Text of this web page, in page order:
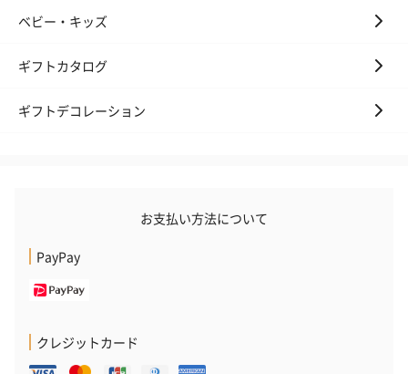
キャンドル・お香
ベビー・キッズ
ギフトカタログ
ギフトデコレーション
お支払い方法について
PayPay
クレジットカード